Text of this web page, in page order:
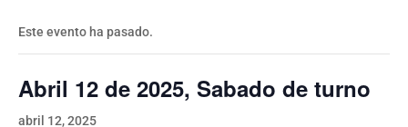
Este evento ha pasado.
Abril 12 de 2025, Sabado de turno
abril 12, 2025